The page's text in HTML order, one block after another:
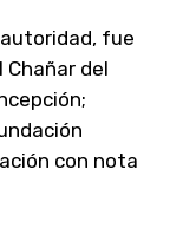
fue
Chañar del
con nota